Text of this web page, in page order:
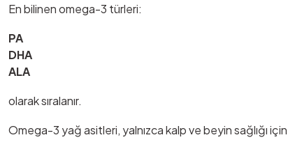
En bilinen omega-3 türleri:
PA
DHA
ALA
olarak sıralanır.
Omega-3 yağ asitleri, yalnızca kalp ve beyin sağlığı